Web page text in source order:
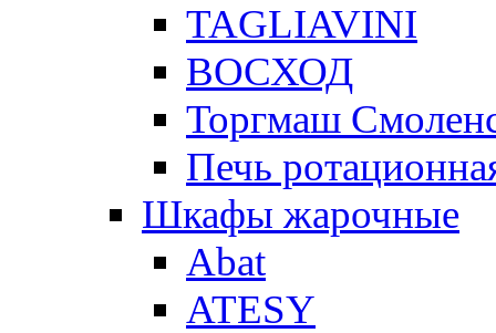
TAGLIAVINI
ВОСХОД
Торгмаш
Печь
Шкафы жарочные
Abat
ATESY